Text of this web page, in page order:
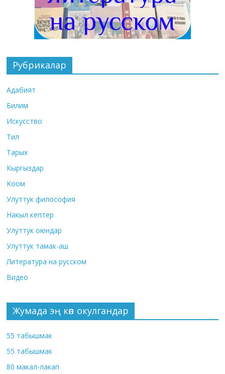
Рубрикалар
Адабият
Билим
Искусство
Тил
Тарых
Кыргыздар
Коом
Улуттук философия
Накыл кептер
Улуттук оюндар
Улуттук тамак-аш
Литература на русском
Видео
Жумада эң көп окулгандар
55 табышмак
55 табышмак
80 макал-лакап